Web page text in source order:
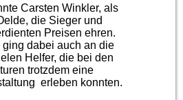
Carsten Winkler, als
die Sieger und
Preisen ehren.
dabei auch an die
Helfer, die bei den
trotzdem eine
erleben konnten.